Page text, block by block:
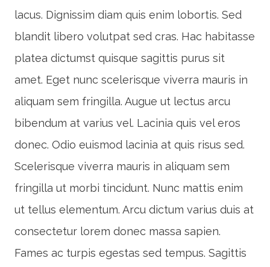
lacus. Dignissim diam quis enim lobortis. Sed
blandit libero volutpat sed cras. Hac habitasse
platea dictumst quisque sagittis purus sit
amet. Eget nunc scelerisque viverra mauris in
aliquam sem fringilla. Augue ut lectus arcu
bibendum at varius vel. Lacinia quis vel eros
donec. Odio euismod lacinia at quis risus sed.
Scelerisque viverra mauris in aliquam sem
fringilla ut morbi tincidunt. Nunc mattis enim
ut tellus elementum. Arcu dictum varius duis at
consectetur lorem donec massa sapien.
Fames ac turpis egestas sed tempus. Sagittis